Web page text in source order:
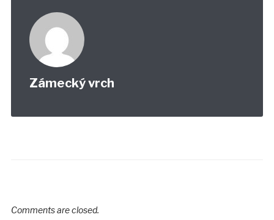
Zámecký vrch
Comments are closed.